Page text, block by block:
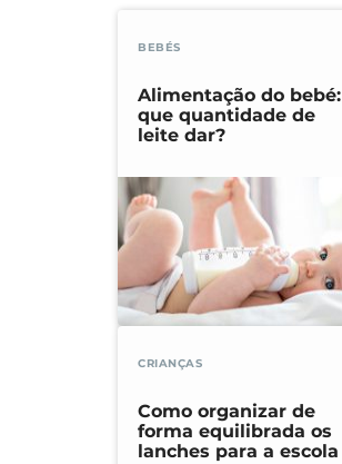
BEBÉS
Alimentação do bebé:
que quantidade de
leite dar?
CRIANÇAS
Como organizar de
forma equilibrada os
lanches para a escola